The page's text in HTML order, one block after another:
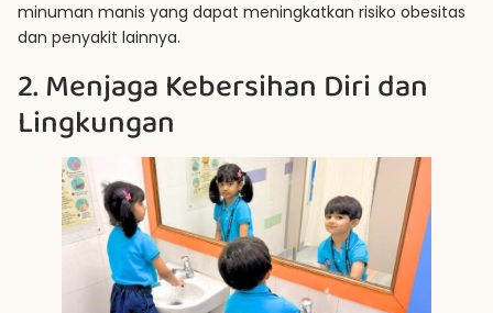
minuman manis yang dapat meningkatkan risiko obesitas
dan penyakit lainnya.
2. Menjaga Kebersihan Diri dan
Lingkungan